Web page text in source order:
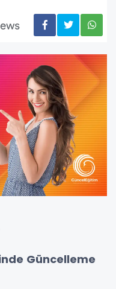
Güncelleme